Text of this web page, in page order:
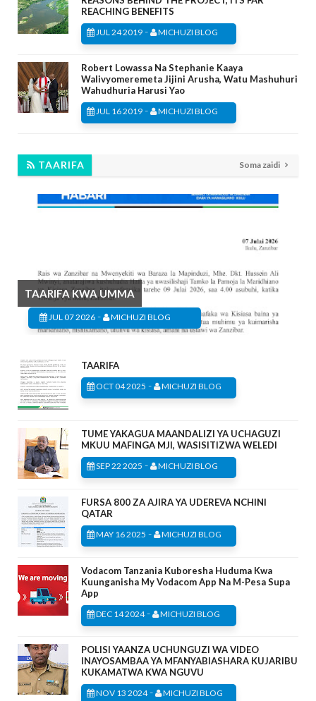
REACHING BENEFITS
JUL 24 2019 - MICHUZI BLOG
Robert Lowassa Na Stephanie Kaaya
Walivyomeremeta Jijini Arusha, Watu Mashuhuri
Wahudhuria Harusi Yao
JUL 16 2019 - MICHUZI BLOG
TAARIFA Soma zaidi
TAARIFA KWA UMMA
JUL 07 2026 - MICHUZI BLOG
TAARIFA
OCT 04 2025 - MICHUZI BLOG
TUME YAKAGUA MAANDALIZI YA UCHAGUZI
MKUU MAFINGA MJI, WASISITIZWA WELEDI
SEP 22 2025 - MICHUZI BLOG
FURSA 800 ZA AJIRA YA UDEREVA NCHINI
QATAR
MAY 16 2025 - MICHUZI BLOG
Vodacom Tanzania Kuboresha Huduma Kwa
Kuunganisha My Vodacom App Na M-Pesa Supa
App
DEC 14 2024- MICHUZI BLOG
POLISI YAANZA UCHUNGUZI WA VIDEO
INAYOSAMBAA YA MFANYABIASHARA KUJARIBU
KUKAMATWA KWA NGUVU
NOV 13 2024- MICHUZI BLOG